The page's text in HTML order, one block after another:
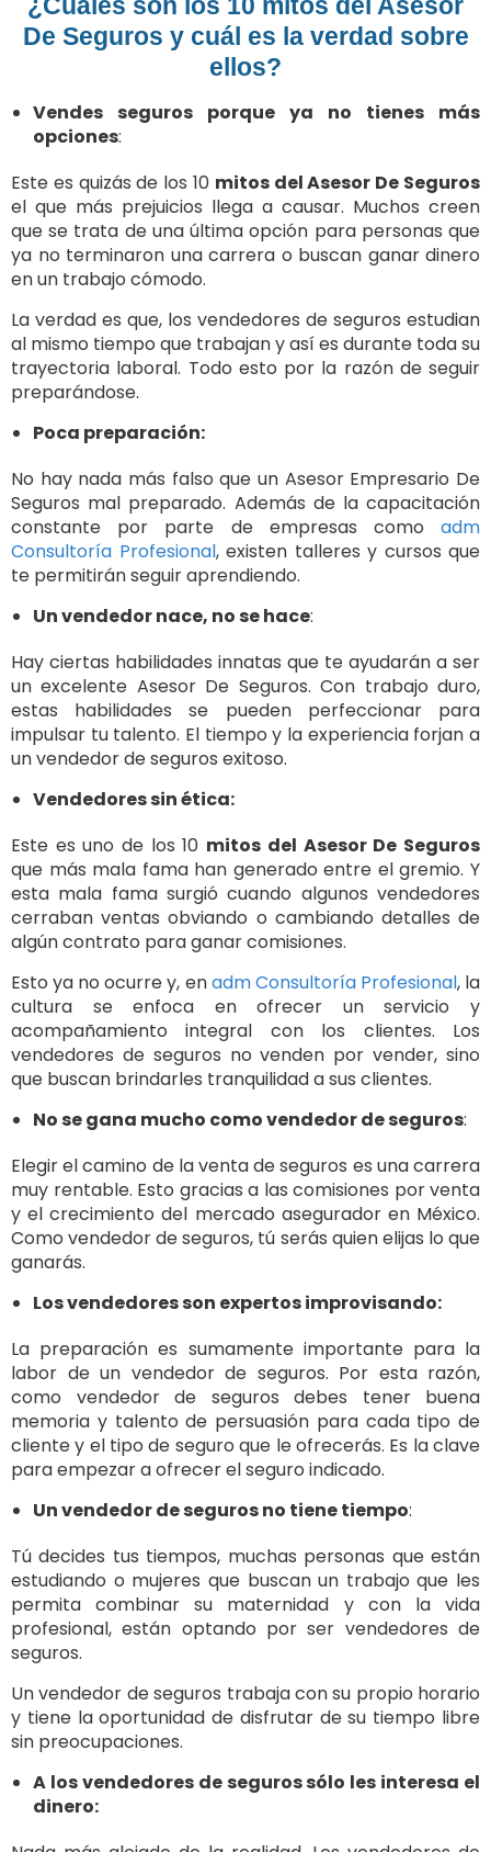
De Seguros y cuál es la verdad sobre
ellos?
Vendes seguros porque ya no tienes más
opciones:
Este es quizás de los 10 mitos del Asesor De Seguros
el que más prejuicios llega a causar. Muchos creen
que se trata de una última opción para personas que
ya no terminaron una carrera o buscan ganar dinero
en un trabajo cómodo.
La verdad es que, los vendedores de seguros estudian
al mismo tiempo que trabajan y así es durante toda su
trayectoria laboral. Todo esto por la razón de seguir
preparándose.
Poca preparación:
No hay nada más falso que un Asesor Empresario De
Seguros mal preparado. Además de la capacitación
constante por parte de empresas como adm
Consultoría Profesional, existen talleres y cursos que
te permitirán seguir aprendiendo.
Un vendedor nace, no se hace:
Hay ciertas habilidades innatas que te ayudarán a ser
un excelente Asesor De Seguros. Con trabajo duro,
estas habilidades se pueden perfeccionar para
impulsar tu talento. El tiempo y la experiencia forjan a
un vendedor de seguros exitoso.
Vendedores sin ética:
Este es uno de los 10 mitos del Asesor De Seguros
que más mala fama han generado entre el gremio. Y
esta mala fama surgió cuando algunos vendedores
cerraban ventas obviando o cambiando detalles de
algún contrato para ganar comisiones.
Esto ya no ocurre y, enadm Consultoría Profesional, la
cultura se enfoca en ofrecer un servicio y
acompañamiento integral con los clientes. Los
vendedores de seguros no venden por vender, sino
que buscan brindarles tranquilidad a sus clientes.
No se gana mucho como vendedor de seguros:
Elegir el camino de la venta de seguros es una carrera
muy rentable. Esto gracias a las comisiones por venta
y el crecimiento del mercado asegurador en México.
Como vendedor de seguros, tú serás quien elijas lo que
ganarás.
Los vendedores son expertos improvisando:
La preparación es sumamente importante para la
labor de un vendedor de seguros. Por esta razón,
como vendedor de seguros debes tener buena
memoria y talento de persuasión para cada tipo de
cliente y el tipo de seguro que le ofrecerás. Es la clave
para empezar a ofrecer el seguro indicado.
Un vendedor de seguros no tiene tiempo:
Tú decides tus tiempos, muchas personas que están
estudiando o mujeres que buscan un trabajo que les
permita combinar su maternidad y con la vida
profesional, están optando por ser vendedores de
seguros.
Un vendedor de seguros trabaja con su propio horario
y tiene la oportunidad de disfrutar de su tiempo libre
sin preocupaciones.
A los vendedores de seguros sólo les interesa el
dinero: